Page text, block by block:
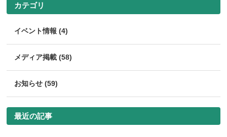
カテゴリ
イベント情報 (4)
メディア掲載 (58)
お知らせ (59)
最近の記事